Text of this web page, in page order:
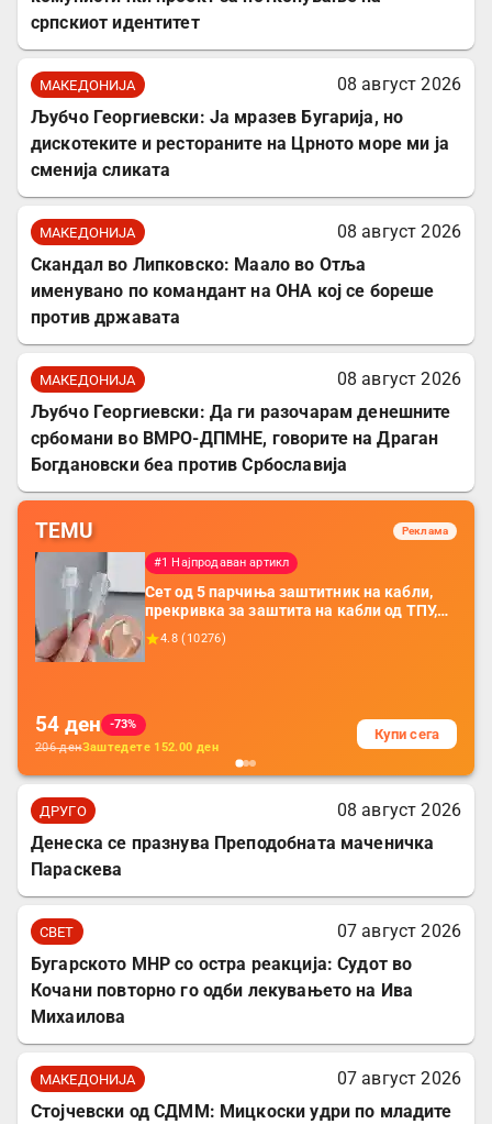
српскиот идентитет
МАКЕДОНИЈА
08 август 2026
Љубчо Георгиевски: Ја мразев Бугарија, но
дискотеките и рестораните на Црното море ми ја
сменија сликата
МАКЕДОНИЈА
08 август 2026
Скандал во Липковско: Маало во Отља
именувано по командант на ОНА кој се бореше
против државата
МАКЕДОНИЈА
08 август 2026
Љубчо Георгиевски: Да ги разочарам денешните
србомани во ВМРО-ДПМНЕ, говорите на Драган
Богдановски беа против Србославија
TEMU Реклама
#1 Најпродаван артикл
Сет од 5 парчиња заштитник на кабли,
прекривка за заштита на кабли од ТПУ,
додатоци за заштита на кабли, без
батерија, за мобилни телефони, комплет
4.8 ( 10276)
54 ден
-73%
206денЗаштедете 152.00 ден
Купи сега
ДРУГО
08 август 2026
Денеска се празнува Преподобната маченичка
Параскева
СВЕТ
07 август 2026
Бугарското МНР со остра реакција: Судот во
Кочани повторно го одби лекувањето на Ива
Михаилова
МАКЕДОНИЈА
07 август 2026
Стојчевски од СДММ: Мицкоски удри по младите